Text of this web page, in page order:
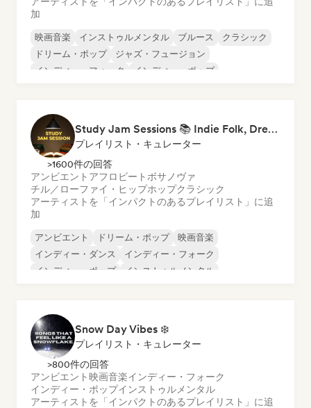
加
映画音楽 インストゥルメンタル ブルース
クラシック
ドリーム・ポップ
ジャズ・フュージョン
インディー・フォーク
インディー・ポップ
Study Jam Sessions 📚 Indie Folk, Dream Pop & Singer-Songwriter
プレイリスト・キュレーター
>1600件の回答
アンビエント アフロビート ボサノヴァ
チル／ローファイ・ヒップホップクラシック
アーティストを「インパクトのあるプレイリスト」に追
加
アンビエント ドリーム・ポップ
映画音楽
インディー・ダンス
インディー・フォーク
インディー・ポップ
インストゥルメンタル
Snow Day Vibes ❄️
プレイリスト・キュレーター
>800件の回答
アンビエント映画音楽インディー・フォーク
インディー・ポップインストゥルメンタル
アーティストを「インパクトのあるプレイリスト」に追